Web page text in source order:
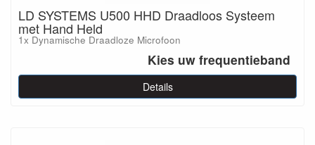
LD SYSTEMS U500 HHD Draadloos Systeem
met Hand Held
1x Dynamische Draadloze Microfoon
Kies uw frequentieband
Details